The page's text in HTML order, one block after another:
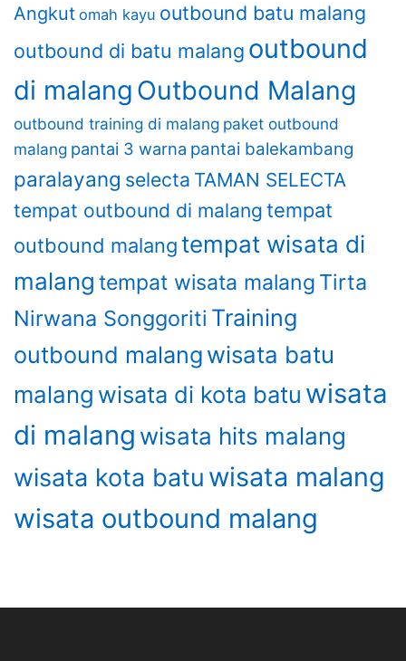
Angkut omah kayu outbound batu malang
outbound di batu malang outbound
di malang Outbound Malang
outbound training di malang paket outbound
malang pantai 3 warna pantai balekambang
paralayang selecta TAMAN SELECTA
tempat outbound di malang tempat
outbound malangtempat wisata di
malang tempat wisata malang Tirta
Nirwana Songgoriti Training
outbound malang wisata batu
malang wisata di kota batu wisata
di malang wisata hits malang
wisata kota batu wisata malang
wisata outbound malang